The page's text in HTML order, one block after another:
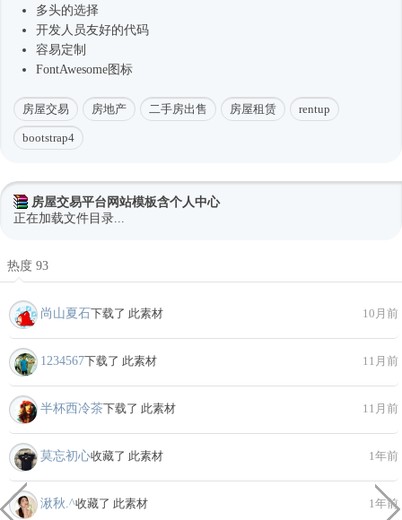
多头的选择
开发人员友好的代码
容易定制
FontAwesome图标
房屋交易 房地产 二手房出售 房屋租赁 rentup
bootstrap4
房屋交易平台网站模板含个人中心
正在加载文件目录...
热度 93
尚山夏石下载了 此素材 10月前
1234567下载了 此素材 11月前
半杯西冷茶下载了 此素材 11月前
莫忘初心收藏了 此素材 1年前
湫秋.^收藏了 此素材 1年前